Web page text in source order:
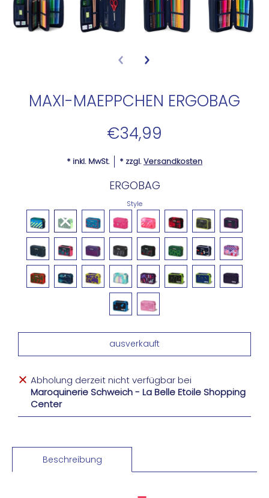
MAXI-MAEPPCHEN ERGOBAG
€34,99
* inkl. MwSt. * zzgl.Versandkosten
ERGOBAG
Style
Abholung derzeit nicht verfügbar bei
Maroquinerie Schweich - La Belle Etoile Shopping
Center
Beschreibung